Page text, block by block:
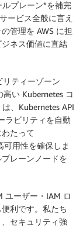
ルプレーン*を補完
ービス全般に言え
管理を AWS に担
ネス価値に直結
ティーゾーン
高い Kubernetes コ
、Kubernetes API
ラビリティを自動
たって
可用性を確保しま
レーンノードを
ユーザー・IAM ロ
利です。私たち
セキュリティ強